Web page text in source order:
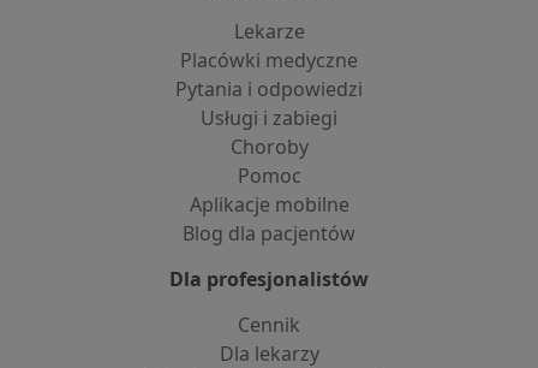
Lekarze
Placówki medyczne
Pytania i odpowiedzi
Usługi i zabiegi
Choroby
Pomoc
Aplikacje mobilne
Blog dla pacjentów
Dla profesjonalistów
Cennik
Dla lekarzy